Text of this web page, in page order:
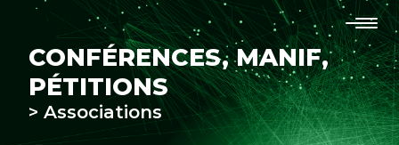
CONFÉRENCES, MANIF,
PÉTITIONS
> Associations
Conférences, manif, pétitions
Médiathèque
En direct du labo